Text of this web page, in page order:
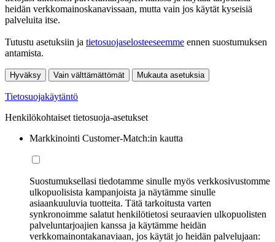
heidän verkkomainoskanavissaan, mutta vain jos käytät kyseisiä
palveluita itse.
Tutustu asetuksiin ja tietosuojaselosteeseemme ennen suostumuksen
antamista.
Hyväksy Vain välttämättömät Mukauta asetuksia
Tietosuojakäytäntö
Henkilökohtaiset tietosuoja-asetukset
Markkinointi Customer-Match:in kautta
Suostumuksellasi tiedotamme sinulle myös verkkosivustomme
ulkopuolisista kampanjoista ja näytämme sinulle
asiaankuuluvia tuotteita. Tätä tarkoitusta varten
synkronoimme salatut henkilötietosi seuraavien ulkopuolisten
palveluntarjoajien kanssa ja käytämme heidän
verkkomainontakanaviaan, jos käytät jo heidän palvelujaan: